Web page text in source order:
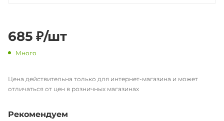
685 ₽/шт
Много
Цена действительна только для интернет-магазина и может
отличаться от цен в розничных магазинах
Рекомендуем